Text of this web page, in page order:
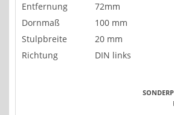
Entfernung
72mm
Dornmaß
100 mm
Stulpbreite
20 mm
Richtung
DIN links